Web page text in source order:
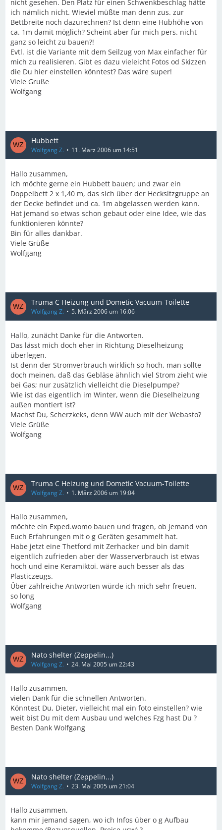
nicht gesehen. Den Platz für einen Schwenkbeschlag hätte
ich nämlich nicht. Wieviel müßte man denn zus. zur
Bettbreite noch dazurechnen? Ist denn eine Hubhöhe von
ca. 1m damit möglich? Scheint aber für mich pers. nicht
ganz so leicht zu bauen?!
Evtl. ist die Variante mit dem Seilzug von Max einfacher für
mich zu realisieren. Gibt es dazu vieleicht Fotos od Skizzen
die Du hier einstellen könntest? Das wäre super!
Viele Gruße
Wolfgang
Hubbett
Wolfgang Z. 11. März 2006 um 14:51
Hallo zusammen,
ich möchte gerne ein Hubbett bauen; und zwar ein
Doppelbett 2 x 1,40 m, das sich über der Hecksitzgruppe an
der Decke befindet und ca. 1m abgelassen werden kann.
Hat jemand so etwas schon gebaut oder eine Idee, wie das
funktionieren könnte?
Bin für alles dankbar.
Viele Grüße
Wolfgang
Truma C Heizung und Dometic Vacuum-Toilette
Wolfgang Z. 5. März 2006 um 16:06
Hallo, zunächt Danke für die Antworten.
Das lässt mich doch eher in Richtung Dieselheizung
überlegen.
Ist denn der Stromverbrauch wirklich so hoch, man sollte
doch meinen, daß das Gebläse ähnlich viel Strom zieht wie
bei Gas; nur zusätzlich vielleicht die Dieselpumpe?
Wie ist das eigentlich im Winter, wenn die Dieselheizung
außen montiert ist?
Machst Du, Scherzkeks, denn WW auch mit der Webasto?
Viele Grüße
Wolfgang
Truma C Heizung und Dometic Vacuum-Toilette
Wolfgang Z. 1. März 2006 um 19:04
Hallo zusammen,
möchte ein Exped.womo bauen und fragen, ob jemand von
Euch Erfahrungen mit o g Geräten gesammelt hat.
Habe jetzt eine Thetford mit Zerhacker und bin damit
eigentlich zufrieden aber der Wasserverbrauch ist etwas
hoch und eine Keramiktoi. wäre auch besser als das
Plasticzeugs.
Über zahlreiche Antworten würde ich mich sehr freuen.
so long
Wolfgang
Nato shelter (Zeppelin...)
Wolfgang Z. 24. Mai 2005 um 22:43
Hallo zusammen,
vielen Dank für die schnellen Antworten.
Könntest Du, Dieter, vielleicht mal ein foto einstellen? wie
weit bist Du mit dem Ausbau und welches Fzg hast Du ?
Besten Dank Wolfgang
Nato shelter (Zeppelin...)
Wolfgang Z. 23. Mai 2005 um 21:04
Hallo zusammen,
kann mir jemand sagen, wo ich Infos über o g Aufbau